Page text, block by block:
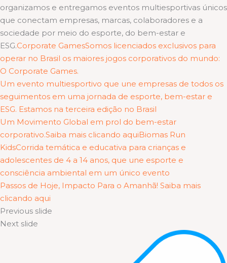
organizamos e entregamos eventos multiesportivas únicos
que conectam empresas, marcas, colaboradores e a
sociedade por meio do esporte, do bem-estar e
ESG.Corporate GamesSomos licenciados exclusivos para
operar no Brasil os maiores jogos corporativos do mundo:
O Corporate Games.
Um evento multiesportivo que une empresas de todos os
seguimentos em uma jornada de esporte, bem-estar e
ESG. Estamos na terceira edição no Brasil
Um Movimento Global em prol do bem-estar
corporativo.Saiba mais clicando aquiBiomas Run
KidsCorrida temática e educativa para crianças e
adolescentes de 4 a 14 anos, que une esporte e
consciência ambiental em um único evento
Passos de Hoje, Impacto Para o Amanhã! Saiba mais
clicando aqui
Previous slide
Next slide